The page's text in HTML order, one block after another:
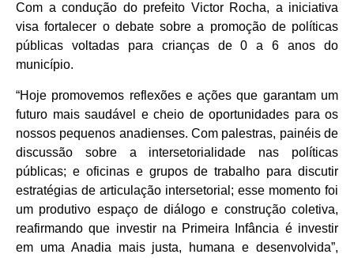
Com a condução do prefeito Victor Rocha, a iniciativa
visa fortalecer o debate sobre a promoção de políticas
públicas voltadas para crianças de 0 a 6 anos do
município.
“Hoje promovemos reflexões e ações que garantam um
futuro mais saudável e cheio de oportunidades para os
nossos pequenos anadienses. Com palestras, painéis de
discussão sobre a intersetorialidade nas políticas
públicas; e oficinas e grupos de trabalho para discutir
estratégias de articulação intersetorial; esse momento foi
um produtivo espaço de diálogo e construção coletiva,
reafirmando que investir na Primeira Infância é investir
em uma Anadia mais justa, humana e desenvolvida”,